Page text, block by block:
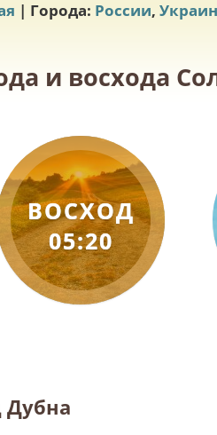
| Города: России,
и восхода
ВОСХОД
05:20
Дубна